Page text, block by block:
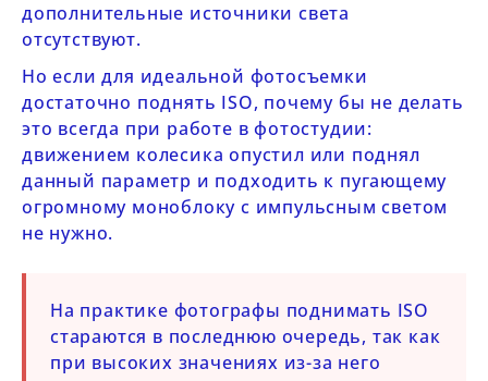
дополнительные источники света
отсутствуют.
Но если для идеальной фотосъемки
достаточно поднять ISO, почему бы не делать
это всегда при работе в фотостудии:
движением колесика опустил или поднял
данный параметр и подходить к пугающему
огромному моноблоку с импульсным светом
не нужно.
На практике фотографы поднимать ISO
стараются в последнюю очередь, так как
при высоких значениях из-за него